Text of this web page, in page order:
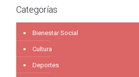
Categorías
Bienestar Social
Cultura
Deportes